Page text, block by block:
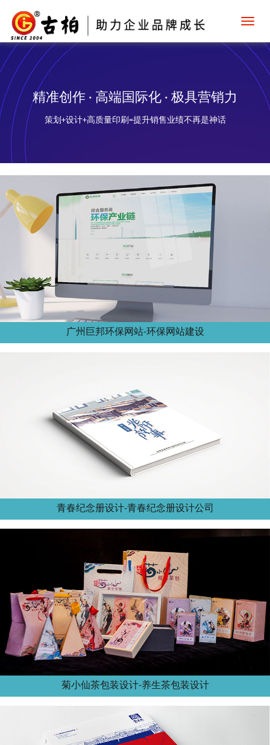
精准创作 · 高端国际化 · 极具营销力
策划+设计+高质量印刷=提升销售业绩不再是神话
广州巨邦环保网站-环保网站建设
青春纪念册设计-青春纪念册设计公司
菊小仙茶包装设计-养生茶包装设计